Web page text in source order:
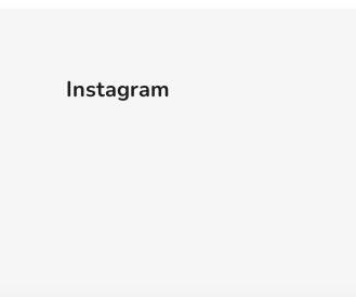
Instagram